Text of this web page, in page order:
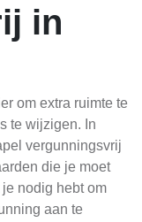
in
om extra ruimte te
te wijzigen. In
vergunningsvrij
die je moet
nodig hebt om
aan te